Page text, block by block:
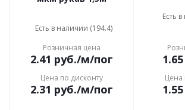
Есть в наличии (194.4)
Розничная цена
2.41 руб./м/пог
Цена по дисконту
2.31 руб./м/пог
Есть
1.65
Цена
1.55